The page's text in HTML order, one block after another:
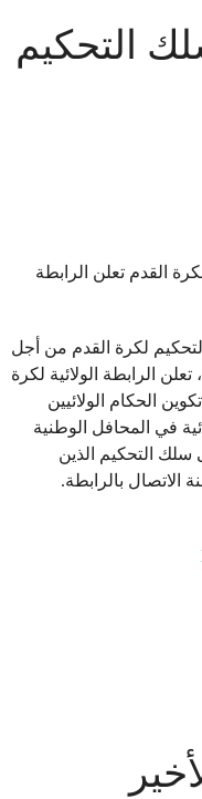
التحكيم
القدم تعلن الرابطة
لكرة القدم من أجل
الرابطة الولائية لكرة
الحكام الولائيين
في المحافل الوطنية
سلك التحكيم الذين